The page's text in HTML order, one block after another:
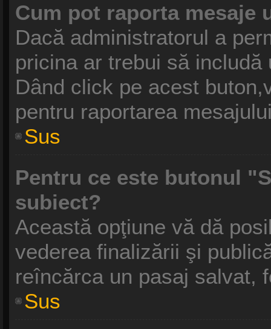
Cum pot raporta mesaje
Dacă administratorul a
pricina ar trebui să
Dând click pe acest
pentru raportarea
Sus
Pentru ce este butonul
subiect?
Această opţiune vă dă
vederea finalizării şi
reîncărca un pasaj salvat,
Sus